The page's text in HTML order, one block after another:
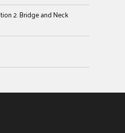
2. Bridge and Neck